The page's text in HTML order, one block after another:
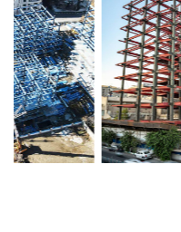
پروژه برج های
چهار گانه ازگل
(تهران)
ساختمانی